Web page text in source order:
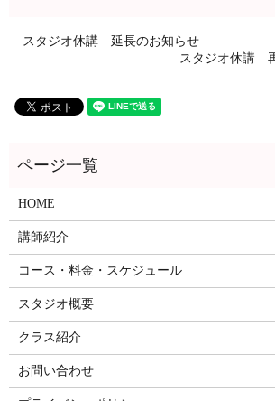
スタジオ休講 延長のお知らせ
スタジオ休講
HOME
講師紹介
コース・料金・スケジュール
スタジオ概要
クラス紹介
お問い合わせ